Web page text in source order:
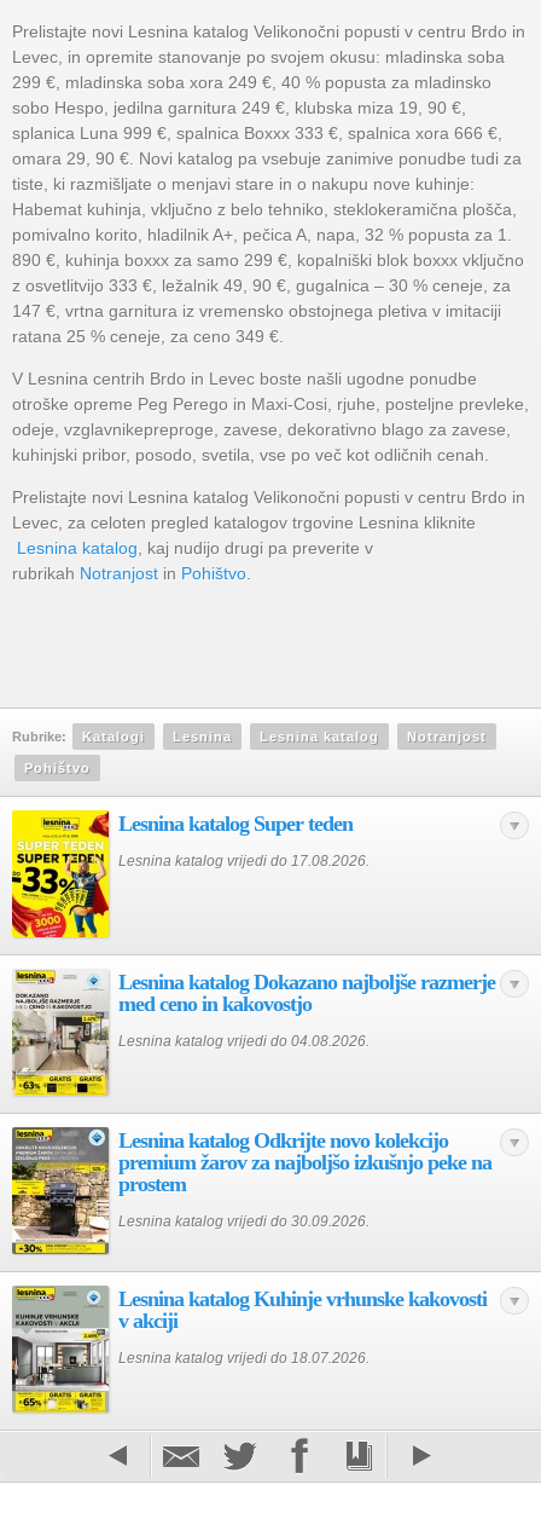
Prelistajte novi Lesnina katalog Velikonočni popusti v centru Brdo in
Levec, in opremite stanovanje po svojem okusu: mladinska soba
299 €, mladinska soba xora 249 €, 40 % popusta za mladinsko
sobo Hespo, jedilna garnitura 249 €, klubska miza 19, 90 €,
splanica Luna 999 €, spalnica Boxxx 333 €, spalnica xora 666 €,
omara 29, 90 €. Novi katalog pa vsebuje zanimive ponudbe tudi za
tiste, ki razmišljate o menjavi stare in o nakupu nove kuhinje:
Habemat kuhinja, vključno z belo tehniko, steklokeramična plošča,
pomivalno korito, hladilnik A+, pečica A, napa, 32 % popusta za 1.
890 €, kuhinja boxxx za samo 299 €, kopalniški blok boxxx vključno
z osvetlitvijo 333 €, ležalnik 49, 90 €, gugalnica – 30 % ceneje, za
147 €, vrtna garnitura iz vremensko obstojnega pletiva v imitaciji
ratana 25 % ceneje, za ceno 349 €.
V Lesnina centrih Brdo in Levec boste našli ugodne ponudbe
otroške opreme Peg Perego in Maxi-Cosi, rjuhe, posteljne prevleke,
odeje, vzglavnikepreproge, zavese, dekorativno blago za zavese,
kuhinjski pribor, posodo, svetila, vse po več kot odličnih cenah.
Prelistajte novi Lesnina katalog Velikonočni popusti v centru Brdo in
Levec, za celoten pregled katalogov trgovine Lesnina kliknite
Lesnina katalog , kaj nudijo drugi pa preverite v
rubrikah Notranjost in Pohištvo
Rubrike: Katalogi Lesnina Lesnina katalog Notranjost
Pohištvo
Lesnina katalog Super teden
Lesnina katalog vrijedi do 17.08.2026.
Lesnina katalog Dokazano najboljše razmerje
med ceno in kakovostjo
Lesnina katalog vrijedi do 04.08.2026.
Lesnina katalog Odkrijte novo kolekcijo
premium žarov za najboljšo izkušnjo peke na
prostem
Lesnina katalog vrijedi do 30.09.2026.
Lesnina katalog Kuhinje vrhunske kakovosti
v akciji
Lesnina katalog vrijedi do 18.07.2026.